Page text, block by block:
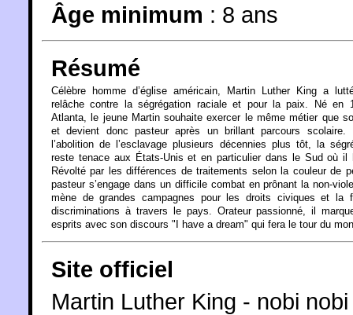
Âge minimum : 8 ans
Résumé
Célèbre homme d’église américain, Martin Luther King a
relâche contre la ségrégation raciale et pour la paix. Né en
Atlanta, le jeune Martin souhaite exercer le même métier que
et devient donc pasteur après un brillant parcours scolaire.
l’abolition de l’esclavage plusieurs décennies plus tôt, la
reste tenace aux États-Unis et en particulier dans le Sud où il
Révolté par les différences de traitements selon la couleur de
pasteur s’engage dans un difficile combat en prônant la non-
mène de grandes campagnes pour les droits civiques et la
discriminations à travers le pays. Orateur passionné, il
esprits avec son discours "I have a dream" qui fera le tour du
Site officiel
Martin Luther King - nobi